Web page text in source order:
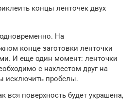
концы ленточек двух
На
конце заготовки ленточки
И еще один момент: ленточки
с нахлестом друг на
исключить пробелы.
вся поверхность будет украшена,